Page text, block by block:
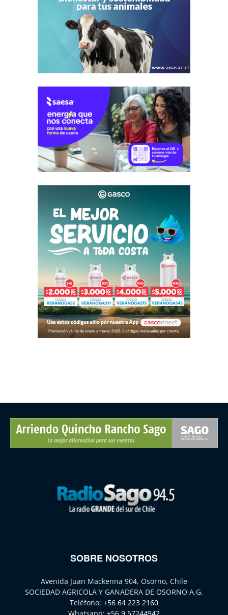
SOBRE NOSOTROS
Avenida Juan Mackenna 904, Osorno, Chile
SOCIEDAD AGRICOLA Y GANADERA DE OSORNO A.G.
Teléfono: +56 64 223 2160
Whatsapp: +56 9 57244942